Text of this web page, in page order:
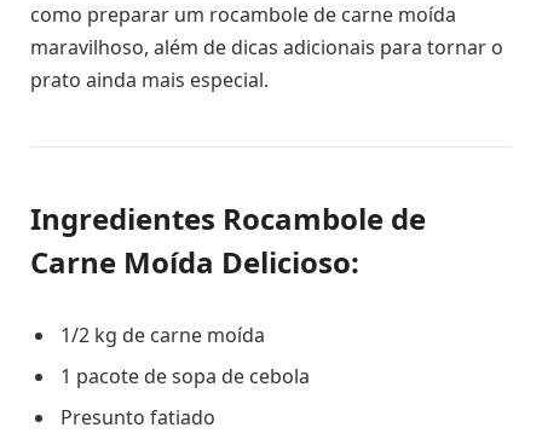
como preparar um rocambole de carne moída
maravilhoso, além de dicas adicionais para tornar o
prato ainda mais especial.
Ingredientes Rocambole de
Carne Moída Delicioso:
1/2 kg de carne moída
1 pacote de sopa de cebola
Presunto fatiado